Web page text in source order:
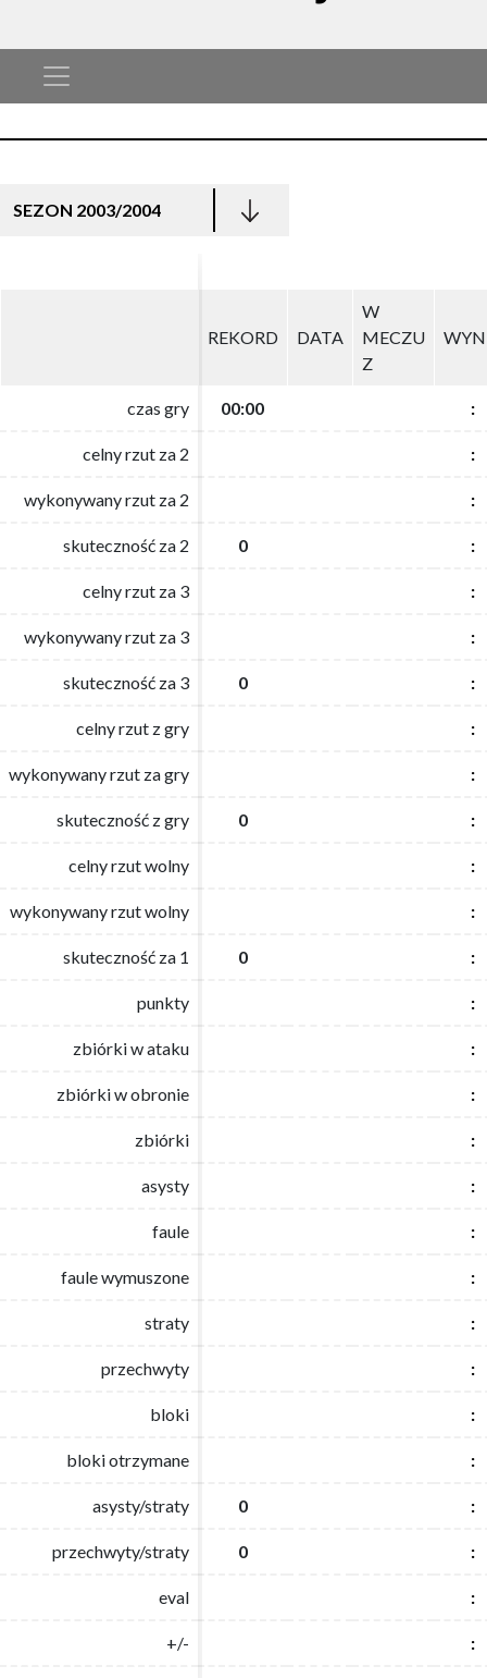
SEZON 2003/2004
REKORD DATA
W
MECZU
Z
czas gry 00:00 :
celny rzut za 2 :
wykonywany rzut za 2 :
skuteczność za 2 0 :
celny rzut za 3 :
wykonywany rzut za 3 :
skuteczność za 3 0 :
celny rzut z gry :
wykonywany rzut za gry :
skuteczność z gry 0 :
celny rzut wolny :
wykonywany rzut wolny :
skuteczność za 1 0 :
punkty :
zbiórki w ataku :
zbiórki w obronie :
zbiórki :
asysty :
faule :
faule wymuszone :
straty :
przechwyty :
bloki :
bloki otrzymane :
asysty/straty 0 :
przechwyty/straty 0 :
eval :
+/- :
REKORD DATA
W
MECZU
Z
czas gry 00:00 :
celny rzut za 2 :
wykonywany rzut za 2 :
skuteczność za 2 0 :
celny rzut za 3 :
wykonywany rzut za 3 :
skuteczność za 3 0 :
celny rzut z gry :
wykonywany rzut za gry :
skuteczność z gry 0 :
celny rzut wolny :
wykonywany rzut wolny :
skuteczność za 1 0 :
punkty :
zbiórki w ataku :
zbiórki w obronie :
zbiórki :
asysty :
faule :
faule wymuszone :
straty :
przechwyty :
bloki :
bloki otrzymane :
asysty/straty 0 :
przechwyty/straty 0 :
eval :
+/- :